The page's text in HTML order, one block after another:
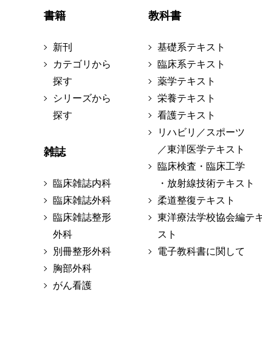
書籍
新刊
カテゴリから
探す
シリーズから
探す
雑誌
臨床雑誌内科
臨床雑誌外科
臨床雑誌整形
外科
別冊整形外科
胸部外科
がん看護
教科書
基礎系テキスト
臨床系テキスト
薬学テキスト
栄養テキスト
看護テキスト
リハビリ／スポーツ
／東洋医学テキスト
臨床検査・臨床工学
・放射線技術テキスト
柔道整復テキスト
東洋療法学校協会編テ
スト
電子教科書に関して